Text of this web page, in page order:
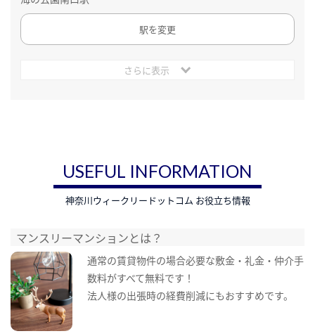
駅を変更
さらに表示
USEFUL INFORMATION
神奈川ウィークリードットコム お役立ち情報
マンスリーマンションとは？
通常の賃貸物件の場合必要な敷金・礼金・仲介手
数料がすべて無料です！
法人様の出張時の経費削減にもおすすめです。